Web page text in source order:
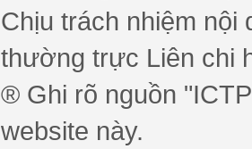
Chịu trách nhiệm nội
thường trực Liên chi
® Ghi rõ nguồn
website này.